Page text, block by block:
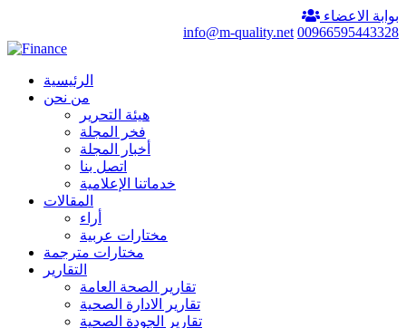
بوابة الاعضاء
00966595443328
info@m-quality.net
الرئيسية
من نحن
هيئة التحرير
فخر المجلة
أخبار المجلة
اتصل بنا
خدماتنا الإعلامية
المقالات
أراء
مختارات عربية
مختارات مترجمة
التقارير
تقارير الصحة العامة
تقارير الادارة الصحية
تقارير الجودة الصحية